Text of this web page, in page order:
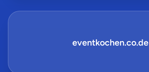
eventkochen.co.de